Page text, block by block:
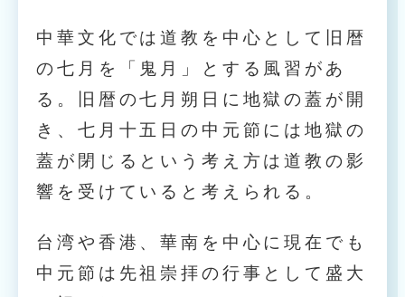
中華文化では道教を中心として旧暦
の七月を「鬼月」とする風習があ
る。旧暦の七月朔日に地獄の蓋が開
き、七月十五日の中元節には地獄の
蓋が閉じるという考え方は道教の影
響を受けていると考えられる。
台湾や香港、華南を中心に現在でも
中元節は先祖崇拝の行事として盛大